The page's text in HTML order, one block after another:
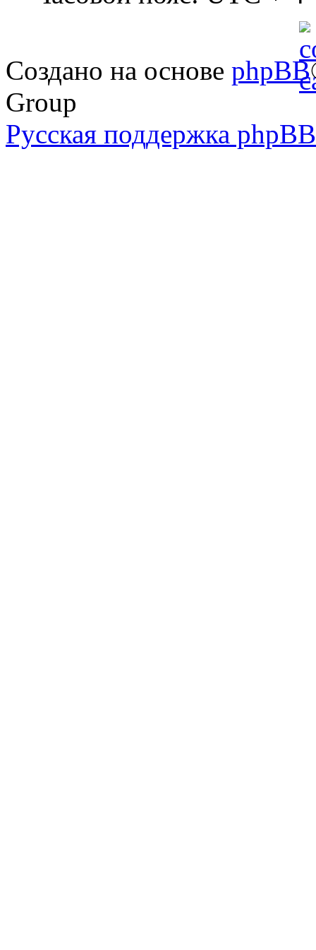
Создано на основе phpBB
Group
Русская поддержка phpBB